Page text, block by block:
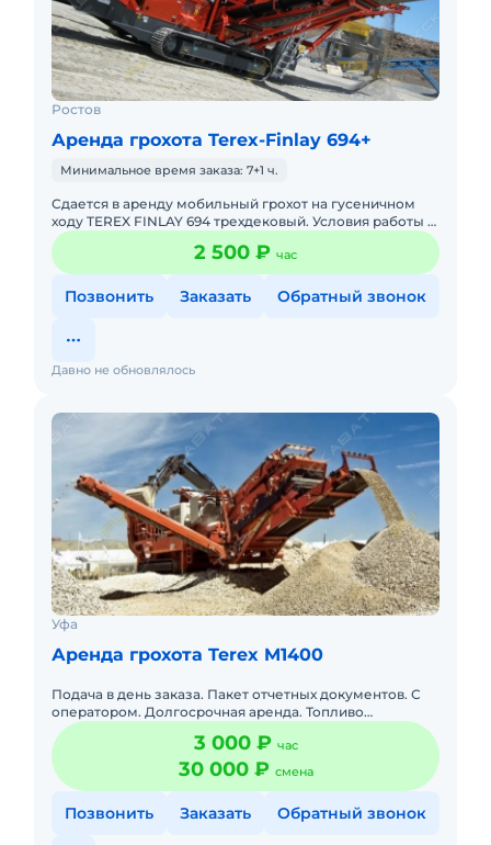
Ростов
Аренда грохота Terex-Finlay 694+
Минимальное время заказа: 7+1 ч.
Сдается в аренду мобильный грохот на гусеничном
ходу TEREX FINLAY 694 трехдековый. Условия работы и
транспортировки по телефону.
2 500 ₽ час
Позвонить Заказать Обратный звонок
Давно не обновлялось
Уфа
Аренда грохота Terex M1400
Подача в день заказа. Пакет отчетных документов. С
оператором. Долгосрочная аренда. Топливо
оплачивается отдельно. Топливо включено в
стоимость. Без оператора.
3 000 ₽ час
30 000 ₽ смена
Позвонить Заказать Обратный звонок